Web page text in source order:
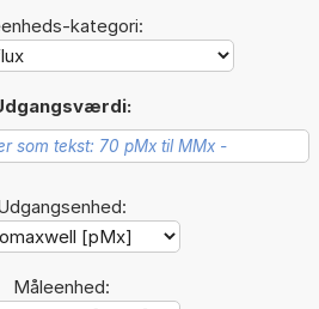
kategori:
Måleenhed: